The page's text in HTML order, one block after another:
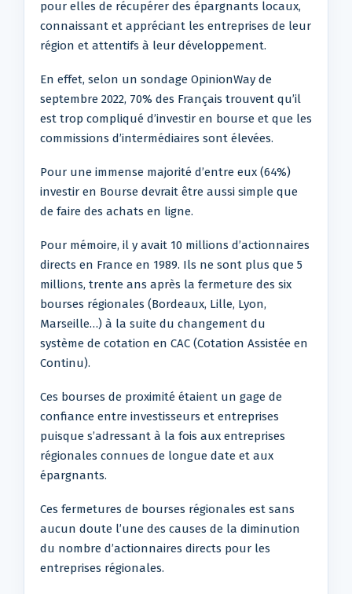
pour elles de récupérer des épargnants locaux,
connaissant et appréciant les entreprises de leur
région et attentifs à leur développement.
En effet, selon un sondage OpinionWay de
septembre 2022, 70% des Français trouvent qu’il
est trop compliqué d’investir en bourse et que les
commissions d’intermédiaires sont élevées.
Pour une immense majorité d’entre eux (64%)
investir en Bourse devrait être aussi simple que
de faire des achats en ligne.
Pour mémoire, il y avait 10 millions d’actionnaires
directs en France en 1989. Ils ne sont plus que 5
millions, trente ans après la fermeture des six
bourses régionales (Bordeaux, Lille, Lyon,
Marseille…) à la suite du changement du
système de cotation en CAC (Cotation Assistée en
Continu).
Ces bourses de proximité étaient un gage de
confiance entre investisseurs et entreprises
puisque s’adressant à la fois aux entreprises
régionales connues de longue date et aux
épargnants.
Ces fermetures de bourses régionales est sans
aucun doute l’une des causes de la diminution
du nombre d’actionnaires directs pour les
entreprises régionales.